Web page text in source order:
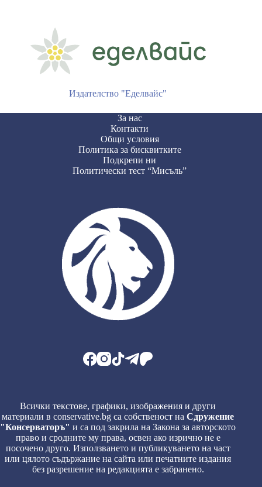
Издателство "Еделвайс"
За нас
Контакти
Общи условия
Политика за бисквитките
Подкрепи ни
Политически тест “Мисъль”
Всички текстове, графики, изображения и други
материали в conservative.bg са собственост наСдружение
"Консерваторъ" и са под закрила на Закона за авторското
право и сродните му права, освен ако изрично не е
посочено друго. Използването и публикуването на част
или цялото съдържание на сайта или печатните издания
без разрешение на редакцията е забранено.